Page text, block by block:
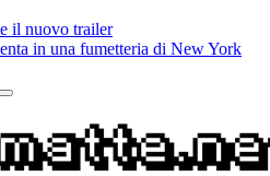
il nuovo trailer
in una fumetteria di New York